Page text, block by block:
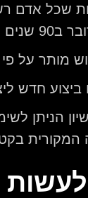
שכל אדם
המוקדם מביניהם.
מותר על פי
חדש
הניתן
המקורית